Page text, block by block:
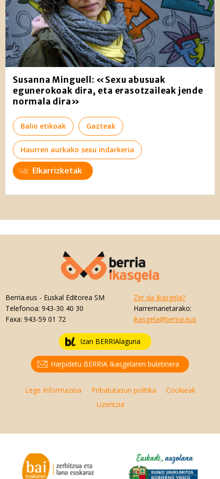
Susanna Minguell: «Sexu abusuak
egunerokoak dira, eta erasotzaileak jende
normala dira»
Balio etikoak Gazteak
Haurren aurkako sexu indarkeria
Elkarrizketak
Berria.eus - Euskal Editorea SM
Telefonoa: 943-30 40 30
Faxa: 943-59 01 72
Zer da Ikasgela?
Harremanetarako:
ikasgela@berria.eus
Izan BERRIAlaguna
Harpidetu BERRIA Ikasgelaren buletinera
Lege Informazioa Pribatutasun politika
Cookieak
Lizentzia